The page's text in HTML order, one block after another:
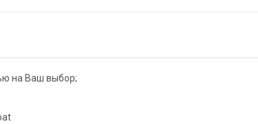
на Ваш выбор;